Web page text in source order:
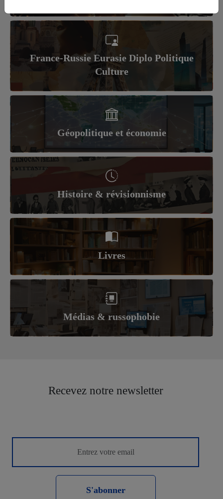
France-Russie Eurasie Diplo Politique
Culture
Géopolitique et économie
Histoire & révisionnisme
Livres
Médias & russophobie
Recevez notre newsletter
S'abonner